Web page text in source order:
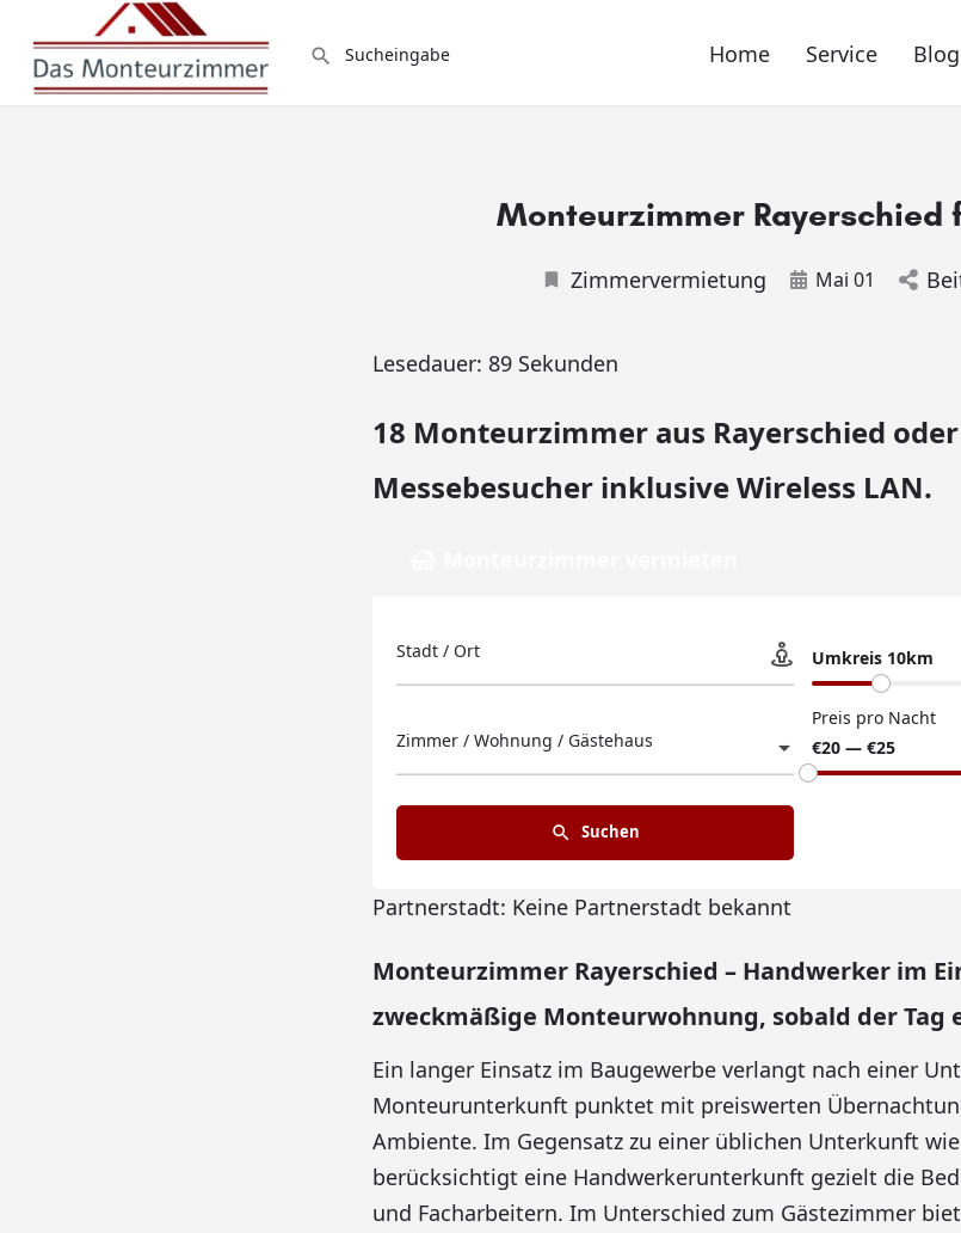
Home Service Blog
Monteurzimmer Rayerschied
Zimmervermietung Mai 01
Lesedauer: 89 Sekunden
18 Monteurzimmer aus Rayerschied
Messebesucher inklusive Wireless LAN.
Stadt / Ort Umkreis 10km
Zimmer / Wohnung / Gästehaus
Preis pro Nacht
€20 — €25
Suchen
Partnerstadt: Keine Partnerstadt bekannt
Monteurzimmer Rayerschied – Handwerker im
zweckmäßige Monteurwohnung, sobald der Tag
Ein langer Einsatz im Baugewerbe verlangt nach einer
Monteurunterkunft punktet mit preiswerten
Ambiente. Im Gegensatz zu einer üblichen Unterkunft
berücksichtigt eine Handwerkerunterkunft gezielt die
und Facharbeitern. Im Unterschied zum Gästezimmer